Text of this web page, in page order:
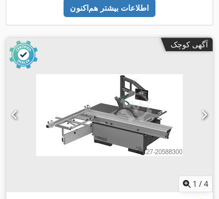
اطلاعات بیشتر هم‌اکنون
آگهی کوچک
1 /4